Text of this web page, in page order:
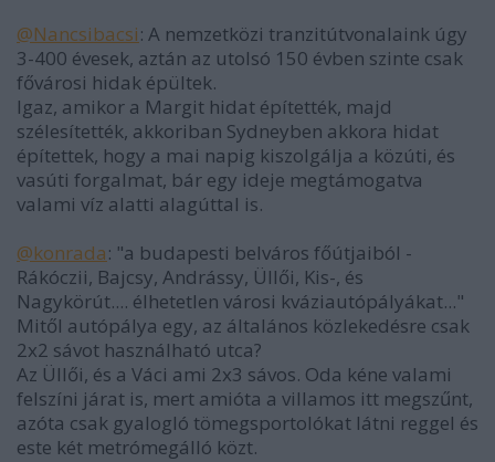
@Nancsibacsi: A nemzetközi tranzitútvonalaink úgy
3-400 évesek, aztán az utolsó 150 évben szinte csak
fővárosi hidak épültek.
Igaz, amikor a Margit hidat építették, majd
szélesítették, akkoriban Sydneyben akkora hidat
építettek, hogy a mai napig kiszolgálja a közúti, és
vasúti forgalmat, bár egy ideje megtámogatva
valami víz alatti alagúttal is.
@konrada: "a budapesti belváros főútjaiból -
Rákóczii, Bajcsy, Andrássy, Üllői, Kis-, és
Nagykörút.... élhetetlen városi kváziautópályákat..."
Mitől autópálya egy, az általános közlekedésre csak
2x2 sávot használható utca?
Az Üllői, és a Váci ami 2x3 sávos. Oda kéne valami
felszíni járat is, mert amióta a villamos itt megszűnt,
azóta csak gyalogló tömegsportolókat látni reggel és
este két metrómegálló közt.